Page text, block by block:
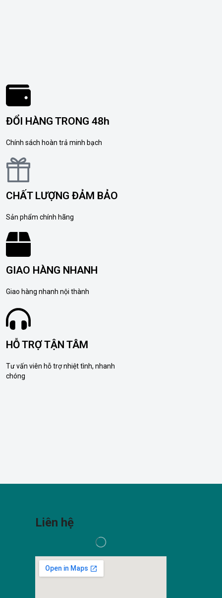
ĐỔI HÀNG TRONG 48h
Chính sách hoàn trả minh bạch
CHẤT LƯỢNG ĐẢM BẢO
Sản phẩm chính hãng
GIAO HÀNG NHANH
Giao hàng nhanh nội thành
HỖ TRỢ TẬN TÂM
Tư vấn viên hỗ trợ nhiệt tình, nhanh
chóng
Liên hệ